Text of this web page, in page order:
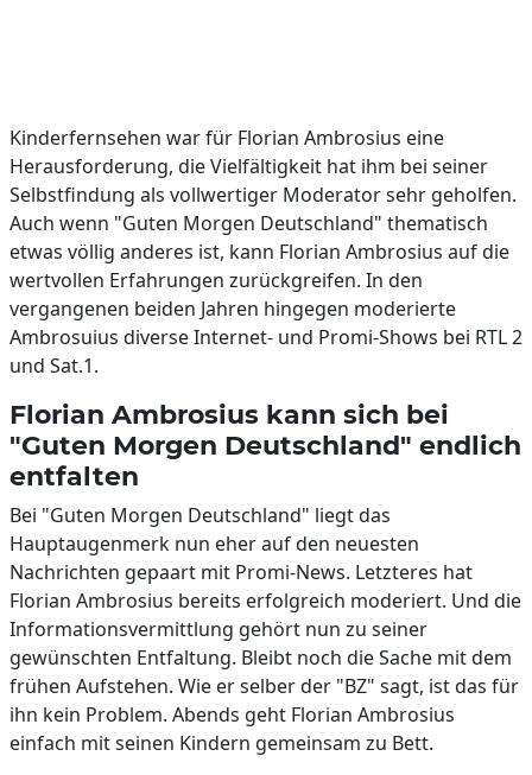
Kinderfernsehen war für Florian Ambrosius eine
Herausforderung, die Vielfältigkeit hat ihm bei seiner
Selbstfindung als vollwertiger Moderator sehr geholfen.
Auch wenn "Guten Morgen Deutschland" thematisch
etwas völlig anderes ist, kann Florian Ambrosius auf die
wertvollen Erfahrungen zurückgreifen. In den
vergangenen beiden Jahren hingegen moderierte
Ambrosuius diverse Internet- und Promi-Shows bei RTL 2
und Sat.1.
Florian Ambrosius kann sich bei
"Guten Morgen Deutschland" endlich
entfalten
Bei "Guten Morgen Deutschland" liegt das
Hauptaugenmerk nun eher auf den neuesten
Nachrichten gepaart mit Promi-News. Letzteres hat
Florian Ambrosius bereits erfolgreich moderiert. Und die
Informationsvermittlung gehört nun zu seiner
gewünschten Entfaltung. Bleibt noch die Sache mit dem
frühen Aufstehen. Wie er selber der "BZ" sagt, ist das für
ihn kein Problem. Abends geht Florian Ambrosius
einfach mit seinen Kindern gemeinsam zu Bett.